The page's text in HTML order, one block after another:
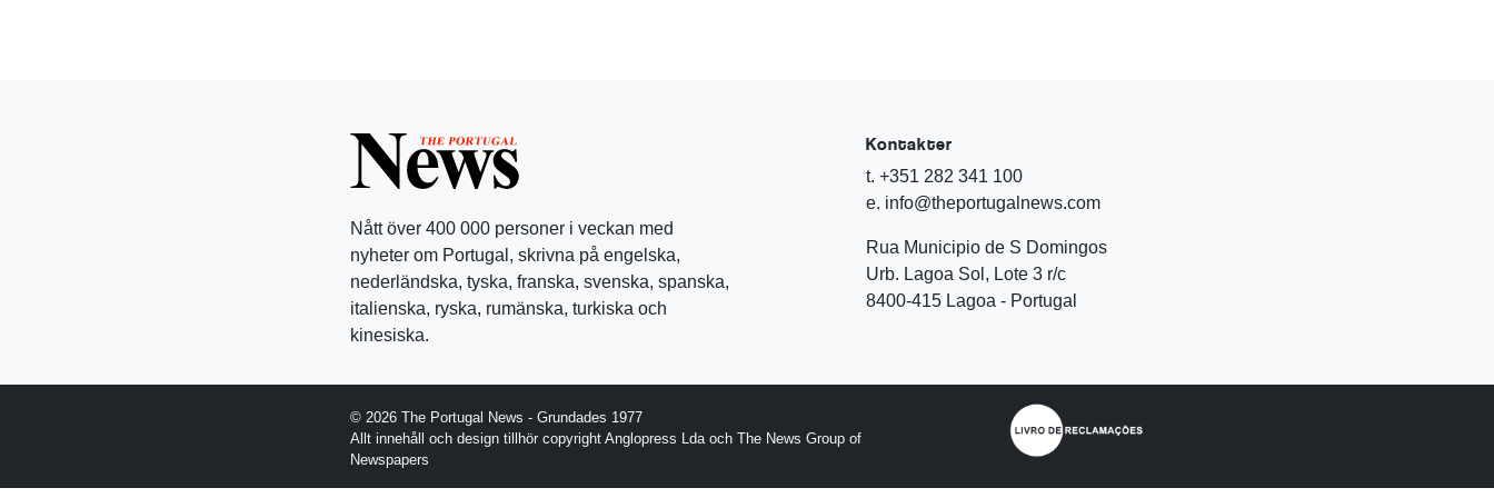
Nått över 400 000 personer i veckan med
nyheter om Portugal, skrivna på engelska,
nederländska, tyska, franska, svenska, spanska,
italienska, ryska, rumänska, turkiska och
kinesiska.
Kontakter
t. +351 282 341 100
e. info@theportugalnews.com
Rua Municipio de S Domingos
Urb. Lagoa Sol, Lote 3 r/c
8400-415 Lagoa - Portugal
© 2026 The Portugal News - Grundades 1977
Allt innehåll och design tillhör copyright Anglopress Lda och The News Group of
Newspapers